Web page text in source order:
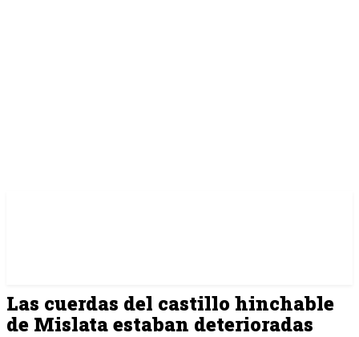
Las cuerdas del castillo hinchable
de Mislata estaban deterioradas